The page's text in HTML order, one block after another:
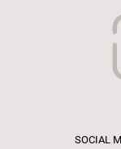
SOCIAL